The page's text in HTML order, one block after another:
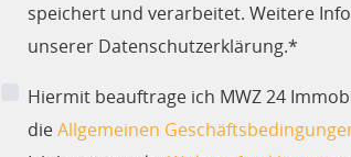
speichert und verarbeitet. Weitere
unserer Datenschutzerklärung.*
Hiermit beauftrage ich MWZ 24
dieAllgemeinen